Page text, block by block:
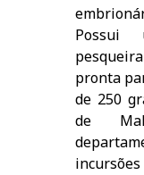
Possui
pronta
de 250
de
incursões